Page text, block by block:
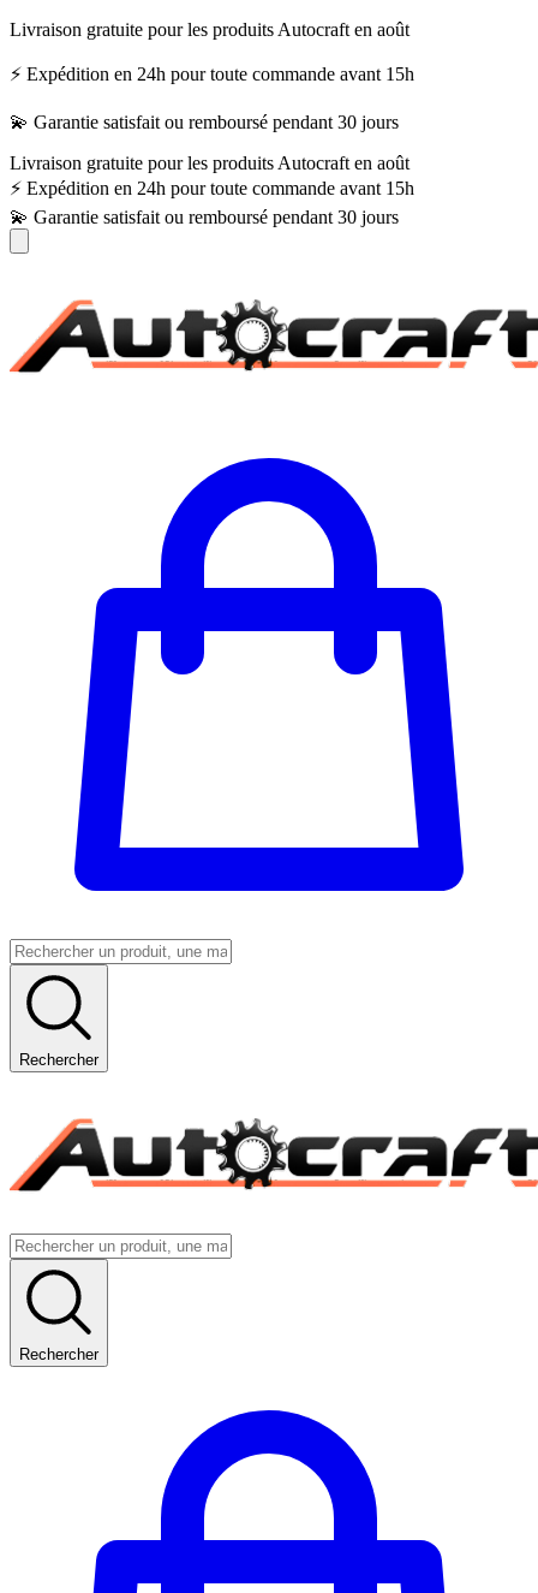
Livraison gratuite pour les produits Autocraft en août
⚡ Expédition en 24h pour toute commande avant 15h
💫 Garantie satisfait ou remboursé pendant 30 jours
Livraison gratuite pour les produits Autocraft en août
⚡ Expédition en 24h pour toute commande avant 15h
💫 Garantie satisfait ou remboursé pendant 30 jours
Rechercher
Rechercher